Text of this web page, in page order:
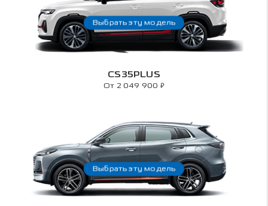
CS35PLUS
От 2 049 900 ₽
Выбрать эту модель
Выбрать эту модель